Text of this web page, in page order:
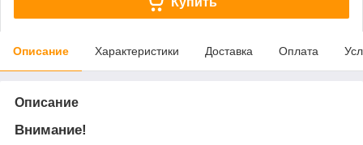
Описание Характеристики Доставка Оплата
Описание
Внимание!